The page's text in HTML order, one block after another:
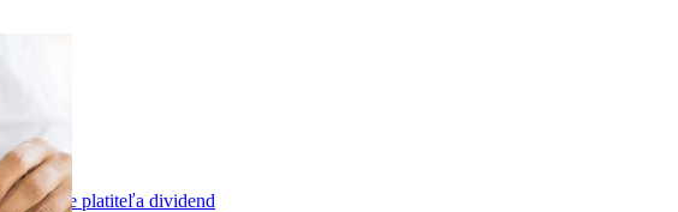
poistenie platiteľa dividend